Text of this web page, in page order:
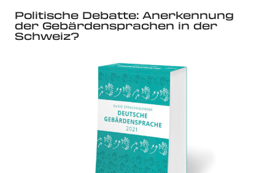
Politische Debatte: Anerkennung
der Gebärdensprachen in der
Schweiz?